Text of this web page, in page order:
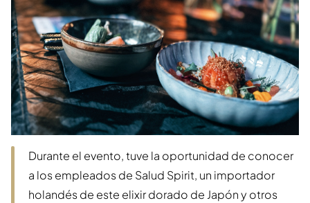
Durante el evento, tuve la oportunidad de conocer
a los empleados de Salud Spirit, un importador
holandés de este elixir dorado de Japón y otros